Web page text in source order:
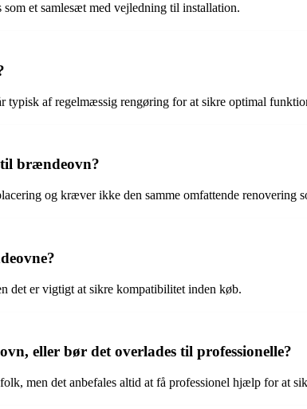
et samlesæt med vejledning til installation.
typisk af regelmæssig rengøring for at sikre optimal
brændeovn?
og kræver ikke den samme omfattende renovering
det er vigtigt at sikre kompatibilitet inden køb.
eller bør det overlades til professionelle?
men det anbefales altid at få professionel hjælp for at